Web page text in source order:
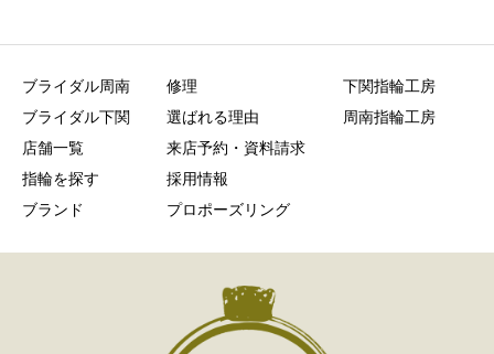
ブライダル周南
ブライダル下関
店舗一覧
指輪を探す
ブランド
修理
選ばれる理由
来店予約・資料請求
採用情報
プロポーズリング
下関指輪工房
周南指輪工房